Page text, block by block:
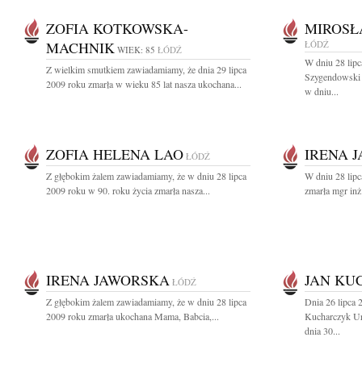
ZOFIA KOTKOWSKA-
MACHNIK WIEK: 85 ŁÓDŹ
Z wielkim smutkiem zawiadamiamy, że dnia 29 lipca
2009 roku zmarła w wieku 85 lat nasza ukochana...
ŁÓDŹ
W dniu 28
w dniu...
ZOFIA HELENA LAO ŁÓDŹ
Z głębokim żalem zawiadamiamy, że w dniu 28 lipca
2009 roku w 90. roku życia zmarła nasza...
IRENA
W dniu 28
zmarła mgr
IRENA JAWORSKA ŁÓDŹ
Z głębokim żalem zawiadamiamy, że w dniu 28 lipca
2009 roku zmarła ukochana Mama, Babcia,...
JAN
Dnia 26 lipca
Kucharczyk
dnia 30...